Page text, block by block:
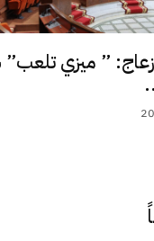
” ميزي تلعب”